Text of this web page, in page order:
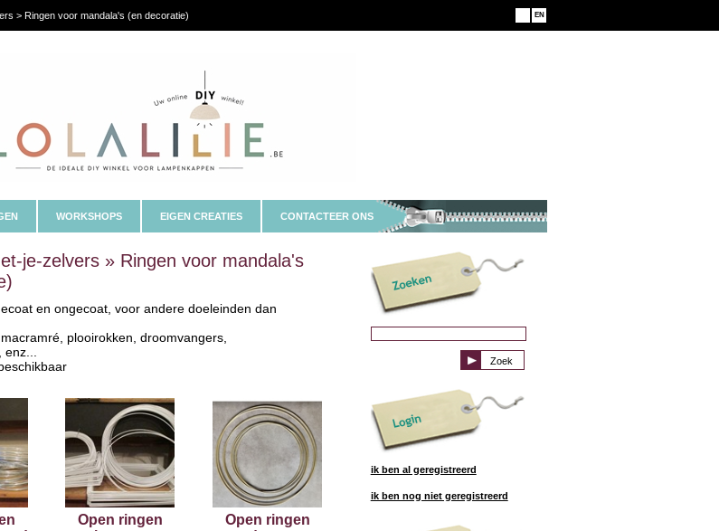
> Ringen voor mandala's (en decoratie) EN
WORKSHOPS EIGEN CREATIES CONTACTEER ONS
je-zelvers » Ringen voor mandala's
en ongecoat, voor andere doeleinden dan
plooirokken, droomvangers,
Open ringen
Open ringen
ik ben al geregistreerd
ik ben nog niet geregistreerd